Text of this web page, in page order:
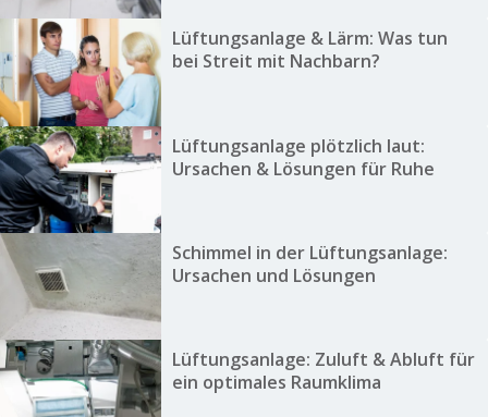
Lüftungsanlage & Lärm: Was tun
bei Streit mit Nachbarn?
Lüftungsanlage plötzlich laut:
Ursachen & Lösungen für Ruhe
Schimmel in der Lüftungsanlage:
Ursachen und Lösungen
Lüftungsanlage: Zuluft & Abluft für
ein optimales Raumklima